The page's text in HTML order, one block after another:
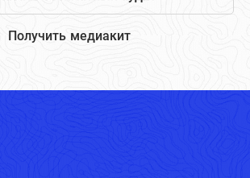
Получить медиакит